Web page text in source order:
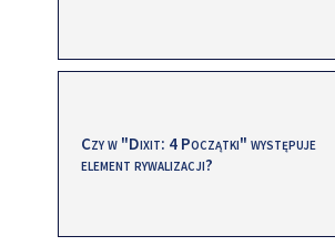
Czy w "Dixit: 4 Początki" występuje
element rywalizacji?